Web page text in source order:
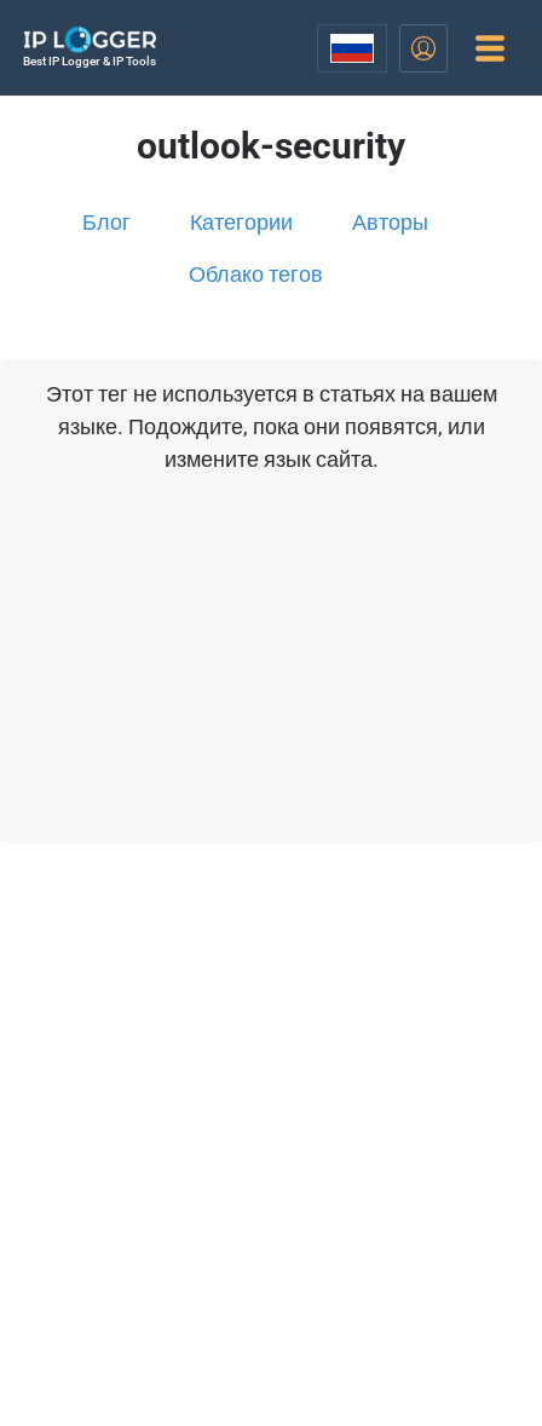
Best IP Logger & IP Tools
outlook-security
Блог Категории Авторы
Облако тегов